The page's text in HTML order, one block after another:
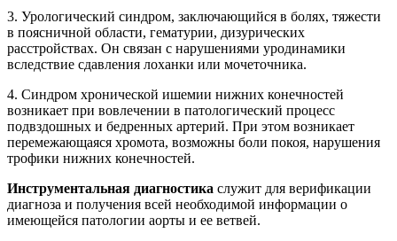
3. Урологический синдром, заключающийся в болях, тяжести
в поясничной области, гематурии, дизурических
расстройствах. Он связан с нарушениями уродинамики
вследствие сдавления лоханки или мочеточника.
4. Синдром хронической ишемии нижних конечностей
возникает при вовлечении в патологический процесс
подвздошных и бедренных артерий. При этом возникает
перемежающаяся хромота, возможны боли покоя, нарушения
трофики нижних конечностей.
Инструментальная диагностика служит для верификации
диагноза и получения всей необходимой информации о
имеющейся патологии аорты и ее ветвей.